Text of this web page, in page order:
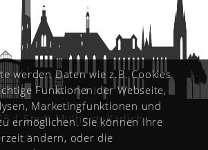
| Stadt Mülheim-Kärlich
werden Daten wie z.B. Cookies
Funktionen der Webseite,
Marketingfunktionen und
ermöglichen. Sie können Ihre
ändern, oder die